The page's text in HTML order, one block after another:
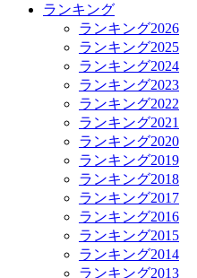
ランキング
ランキング2026
ランキング2025
ランキング2024
ランキング2023
ランキング2022
ランキング2021
ランキング2020
ランキング2019
ランキング2018
ランキング2017
ランキング2016
ランキング2015
ランキング2014
ランキング2013